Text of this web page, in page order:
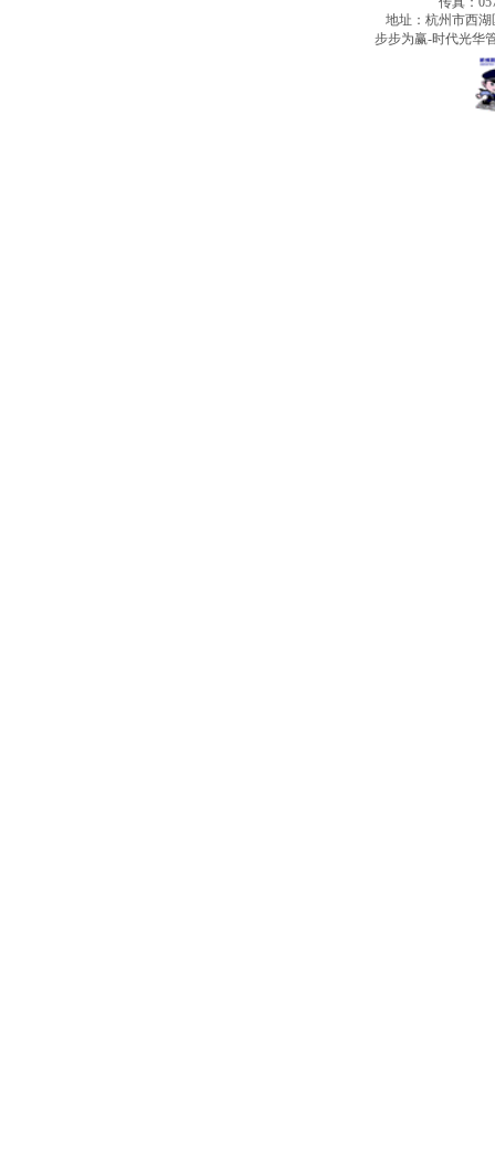
地址：杭州市西
步步为赢-时代光华